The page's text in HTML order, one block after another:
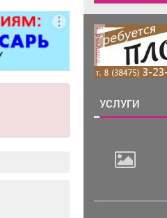
все
работ;
работы
скидка
реклама
УСЛУГИ